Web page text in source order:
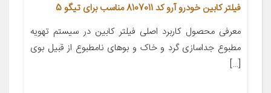
فیلتر کابین خودرو آرو کد 8107011 مناسب برای تیگو 5
معرفی محصول کاربرد اصلی فیلتر کابین در سیستم تهویه
مطبوع جداسازی گرد و خاک و بوهای نامطبوع از قبیل بوی
[…]